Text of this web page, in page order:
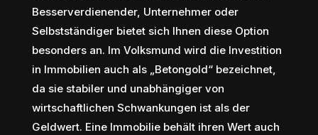
Besserverdienender, Unternehmer oder
Selbstständiger bietet sich Ihnen diese Option
besonders an. Im Volksmund wird die Investition
in Immobilien auch als „Betongold“ bezeichnet,
da sie stabiler und unabhängiger von
wirtschaftlichen Schwankungen ist als der
Geldwert. Eine Immobilie behält ihren Wert auch